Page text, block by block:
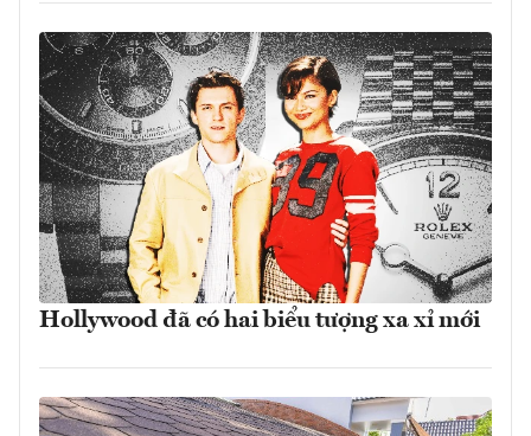
Hollywood đã có hai biểu tượng xa xỉ mới